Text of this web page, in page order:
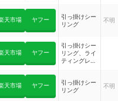
天市場 ヤフー
引っ掛けシー
リング
不明
天市場 ヤフー
引っ掛けシー
リング、ライ
ティングレー
天市場 ヤフー
引っ掛けシー
リング
不明